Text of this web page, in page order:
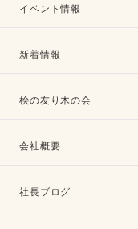
イベント情報
新着情報
桧の友り木の会
会社概要
社長ブログ